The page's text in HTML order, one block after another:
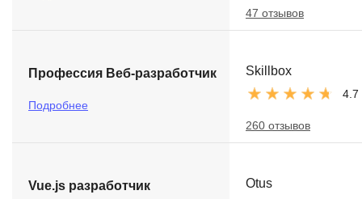
47 отзывов
Профессия Веб-разработчик
Подробнее
Skillbox
4.7
260 отзывов
Vue.js разработчик Otus